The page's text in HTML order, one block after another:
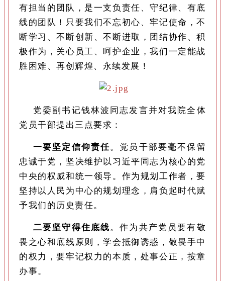
有担当的团队，是一支负责任、守纪律、有底
线的团队！只要我们不忘初心、牢记使命，不
断学习、不断创新、不断进取，团结协作、积
极作为，关心员工、呵护企业，我们一定能战
胜困难、再创辉煌、永续发展！
党委副书记钱林波同志发言并对我院全体
党员干部提出三点要求：
一要坚定信仰责任。党员干部要毫不保留
忠诚于党，坚决维护以习近平同志为核心的党
中央的权威和统一领导。作为规划工作者，要
坚持以人民为中心的规划理念，肩负起时代赋
予我们的历史责任。
二要坚守得住底线。作为共产党员要有敬
畏之心和底线原则，学会抵御诱惑，敬畏手中
的权力，要牢记权力的本质，处事公正，按章
办事。